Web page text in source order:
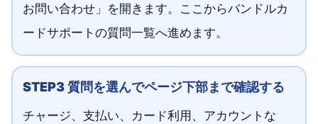
お問い合わせ」を開きます。ここからバンドルカ
ードサポートの質問一覧へ進めます。
STEP3 質問を選んでページ下部まで確認する
チャージ、支払い、カード利用、アカウントな